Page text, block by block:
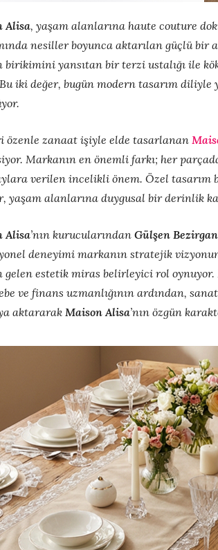
Alisa, yaşam alanlarına haute couture
nesiller boyunca aktarılan güçlü bir
birikimini yansıtan bir terzi ustalığı ile
iki değer, bugün modern tasarım
özenle zanaat işiyle elde tasarlanan
Markanın en önemli farkı; her
verilen incelikli önem. Özel tasarım
yaşam alanlarına duygusal bir derinlik
Alisa’nın kurucularından Gülşen Bezirgan
deneyimi markanın stratejik
gelen estetik miras belirleyici rol
ve finans uzmanlığının ardından,
aktararak Maison Alisa’nın özgün